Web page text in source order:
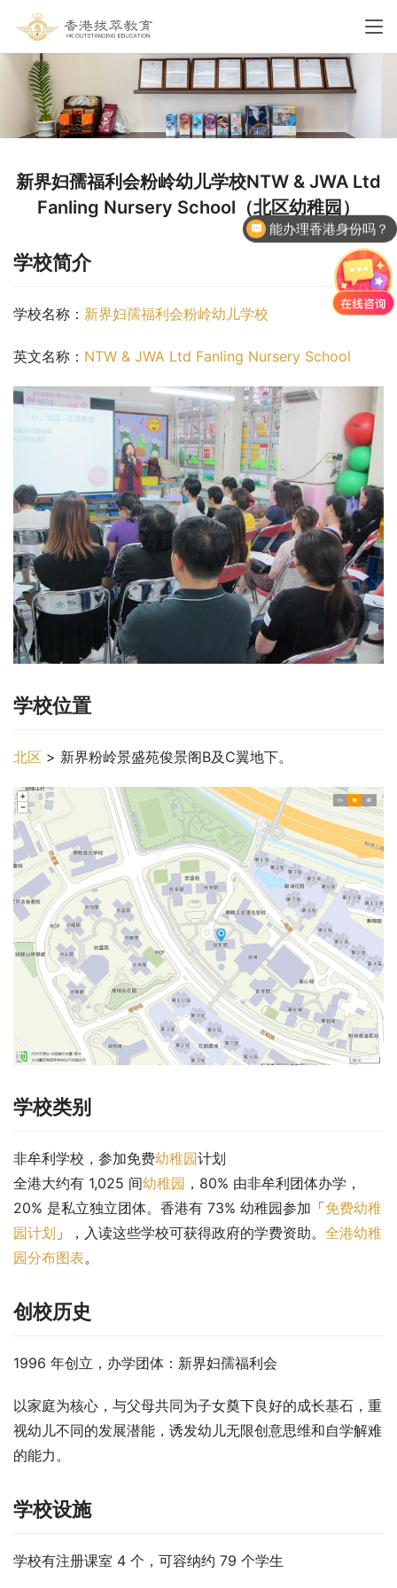
新界妇孺福利会粉岭幼儿学校NTW & JWA Ltd
Fanling Nursery School（北区幼稚园）
学校简介
学校名称： 新界妇孺福利会粉岭幼儿学校
英文名称： NTW & JWA Ltd Fanling Nursery School
学校位置
北区 > 新界粉岭景盛苑俊景阁B及C翼地下。
学校类别
非牟利学校，参加免费幼稚园计划
全港大约有 1,025 间幼稚园 ，80% 由非牟利团体办学，
20% 是私立独立团体。香港有 73% 幼稚园参加「免费幼稚
园计划 」，入读这些学校可获得政府的学费资助。 全港幼稚
园分布图表。
创校历史
1996 年创立，办学团体：新界妇孺福利会
以家庭为核心，与父母共同为子女奠下良好的成长基石，重
视幼儿不同的发展潜能，诱发幼儿无限创意思维和自学解难
的能力。
学校设施
学校有注册课室 4 个，可容纳约 79 个学生
能办理香港身份吗？